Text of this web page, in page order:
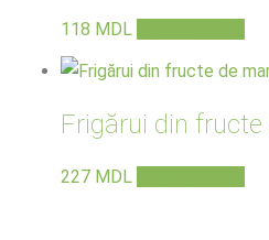
118 MDL
Frigărui din
227 MDL